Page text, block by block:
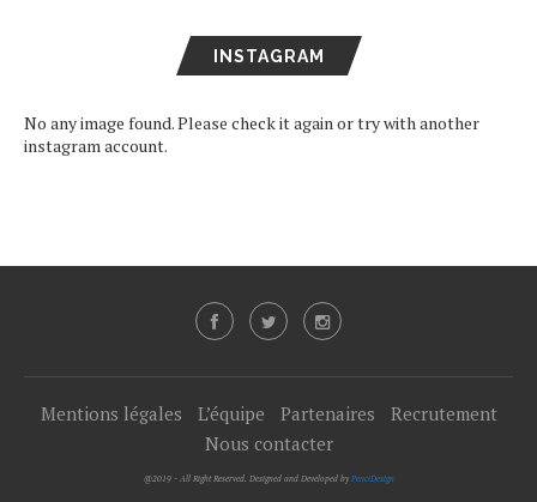
INSTAGRAM
No any image found. Please check it again or try with another
instagram account.
Mentions légales L’équipe Partenaires
Recrutement
Nous contacter
@2019 - All Right Reserved. Designed and Developed by PenciDesign